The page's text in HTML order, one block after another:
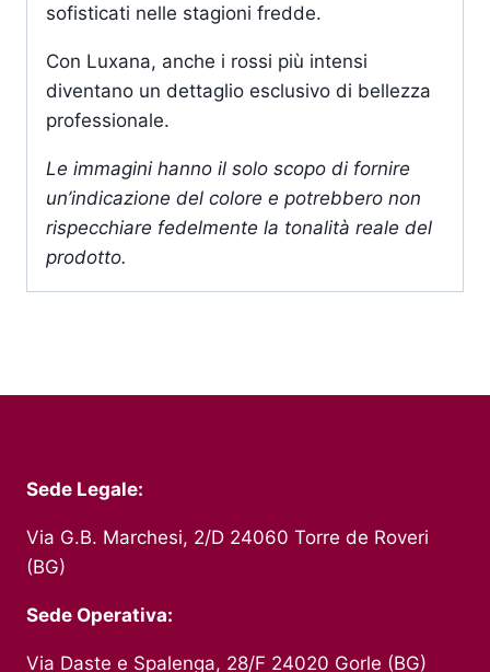
sofisticati nelle stagioni fredde.
Con Luxana, anche i rossi più intensi
diventano un dettaglio esclusivo di bellezza
professionale.
Le immagini hanno il solo scopo di fornire
un’indicazione del colore e potrebbero non
rispecchiare fedelmente la tonalità reale del
prodotto.
Sede Legale:
Via G.B. Marchesi, 2/D 24060 Torre de Roveri
(BG)
Sede Operativa:
Via Daste e Spalenga, 28/F 24020 Gorle (BG)